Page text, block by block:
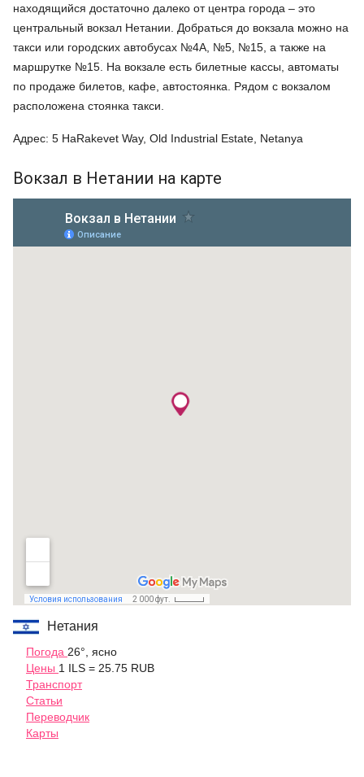
находящийся достаточно далеко от центра города – это
центральный вокзал Нетании. Добраться до вокзала можно на
такси или городских автобусах №4А, №5, №15, а также на
маршрутке №15. На вокзале есть билетные кассы, автоматы
по продаже билетов, кафе, автостоянка. Рядом с вокзалом
расположена стоянка такси.
Адрес: 5 HaRakevet Way, Old Industrial Estate, Netanya
Вокзал в Нетании на карте
Нетания
Погода 26°, ясно
Цены 1 ILS = 25.75 RUB
Транспорт
Статьи
Переводчик
Карты